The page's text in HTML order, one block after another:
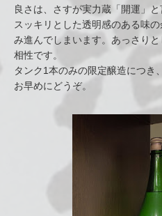
良さは、さすが実力蔵「開運」と
スッキリとした透明感のある味
み進んでしまいます。あっさり
相性です。
タンク1本のみの限定醸造につき
お早めにどうぞ。